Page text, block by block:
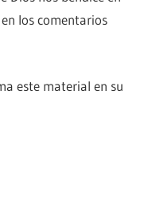
los comentarios
este material en su